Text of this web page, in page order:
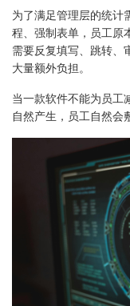
为了满足管理层的统计
程、强制表单，员工原
需要反复填写、跳转、
大量额外负担。
当一款软件不能为员工
自然产生，员工自然会